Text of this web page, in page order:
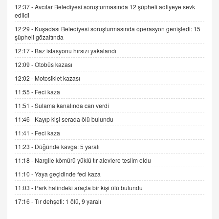
06.07.2026 13:00
ADEM AKÖL
Esed Destekçilerinin Yüzüne Vurulan Şamar:
Sednaya
11.12.2024 12:30
DR. EKREM ASLAN
Gerçek Ne, Algı Ne? "Beraber Yürüyoruz"
Cümlesinin Peşinden
19.07.2025 12:45
GÖNÜL MENEKŞE
Şifacının Yolu
04.11.2025 12:56
AV. RÜMEYSA ÖZKALE
Kira Uyuşmazlıklarında Dava Açmadan Önce
Arabulucuya Başvuru Şartı
12:37 -Avcılar Belediyesi soruşturmasında 12 şüpheli adliyeye sevk
edildi
12:29 - Kuşadası Belediyesi soruşturmasında operasyon genişledi: 15
şüpheli gözaltında
12:17 - Baz istasyonu hırsızı yakalandı
12:09 -Otobüs kazası
12:02 - Motosiklet kazası
11:55 - Feci kaza
11:51 -Sulama kanalında can verdi
11:46 - Kayıp kişi serada ölü bulundu
11:41 - Feci kaza
11:23 - Düğünde kavga: 5 yaralı
11:18 - Nargile kömürü yüklü tır alevlere teslim oldu
11:10 -Yaya geçidinde feci kaza
11:03 - Park halindeki araçta bir kişi ölü bulundu
17:16 -Tır dehşeti: 1 ölü, 9 yaralı